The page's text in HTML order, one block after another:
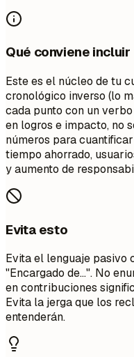
Qué conviene incluir
Este es el núcleo de tu
cronológico inverso (lo
cada punto con un
en logros e impacto, no
números para
tiempo ahorrado,
y aumento de
Evita esto
Evita el lenguaje pasivo
"Encargado de...". No
en contribuciones
Evita la jerga que los
entenderán.